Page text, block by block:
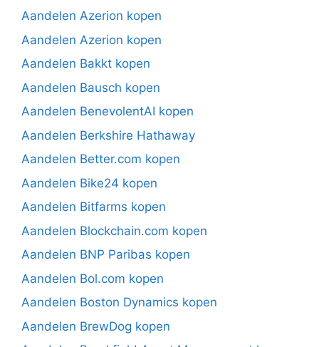
Aandelen Azerion kopen
Aandelen Azerion kopen
Aandelen Bakkt kopen
Aandelen Bausch kopen
Aandelen BenevolentAI kopen
Aandelen Berkshire Hathaway
Aandelen Better.com kopen
Aandelen Bike24 kopen
Aandelen Bitfarms kopen
Aandelen Blockchain.com kopen
Aandelen BNP Paribas kopen
Aandelen Bol.com kopen
Aandelen Boston Dynamics kopen
Aandelen BrewDog kopen